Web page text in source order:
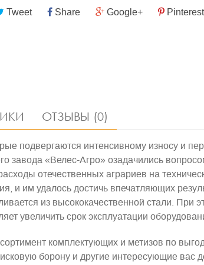
Tweet Share Google+ Pinterest
ОТЗЫВЫ (0)
подвергаются интенсивному износу и
завода «Велес-Агро» озадачились
отечественных аграриев на
и им удалось достичь впечатляющих
из высококачественной стали. При
увеличить срок эксплуатации
комплектующих и метизов по
борону и другие интересующие вас